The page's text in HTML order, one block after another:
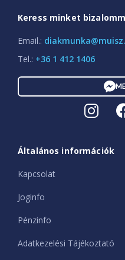
Keress minket
Email.:
Tel.: +36 1 412 1406
Általános információk
Kapcsolat
Joginfo
Pénzinfo
Adatkezelési Tájékoztató